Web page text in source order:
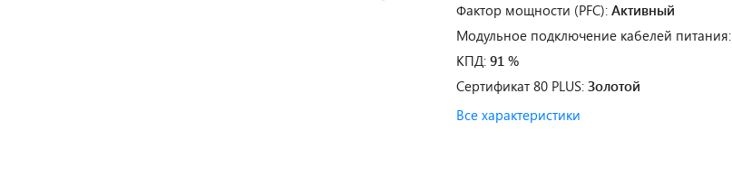
Фактор мощности (PFC): Активный
Модульное подключение кабелей питания:
КПД: 91 %
Сертификат 80 PLUS: Золотой
Все характеристики